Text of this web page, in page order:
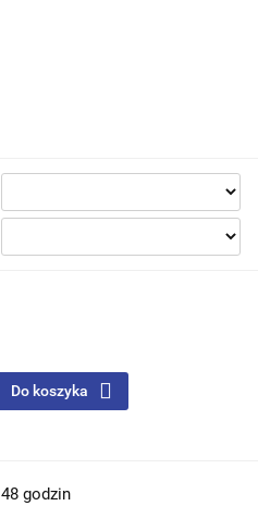
Do koszyka
48 godzin